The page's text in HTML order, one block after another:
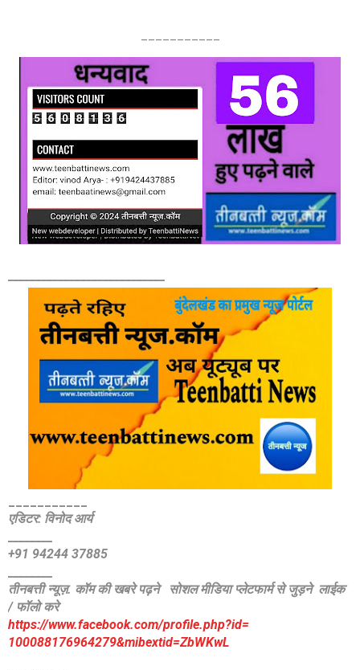
एडिटर: विनोद आर्य
+91 94244 37885
तीनबत्ती न्यूज़. कॉम की खबरे पढ़नेसोशल मीडिया प्लेटफार्म से जुड़ने लाईक
/ फॉलो करे
https://www.facebook.com/profile.php?id=
100088176964279&mibextid=ZbWKwL